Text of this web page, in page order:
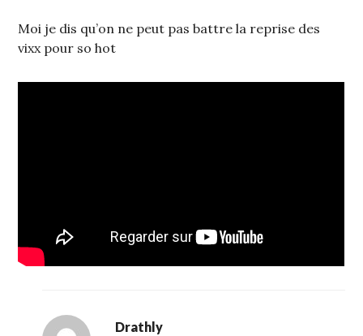
Moi je dis qu’on ne peut pas battre la reprise des
vixx pour so hot
Drathly